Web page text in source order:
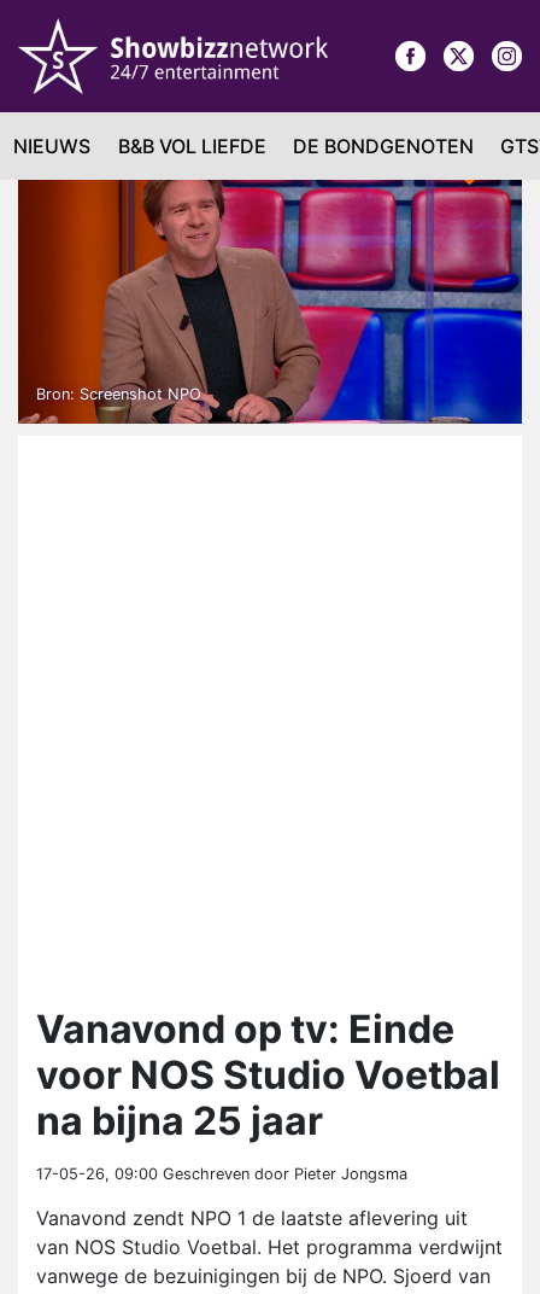
NIEUWS B&B VOL LIEFDE DE BONDGENOTEN
Bron: Screenshot NPO
Vanavond op tv: Einde
voor NOS Studio Voetbal
na bijna 25 jaar
17-05-26, 09:00 Geschreven door Pieter Jongsma
Vanavond zendt NPO 1 de laatste aflevering uit
van NOS Studio Voetbal. Het programma verdwijnt
vanwege de bezuinigingen bij de NPO. Sjoerd van